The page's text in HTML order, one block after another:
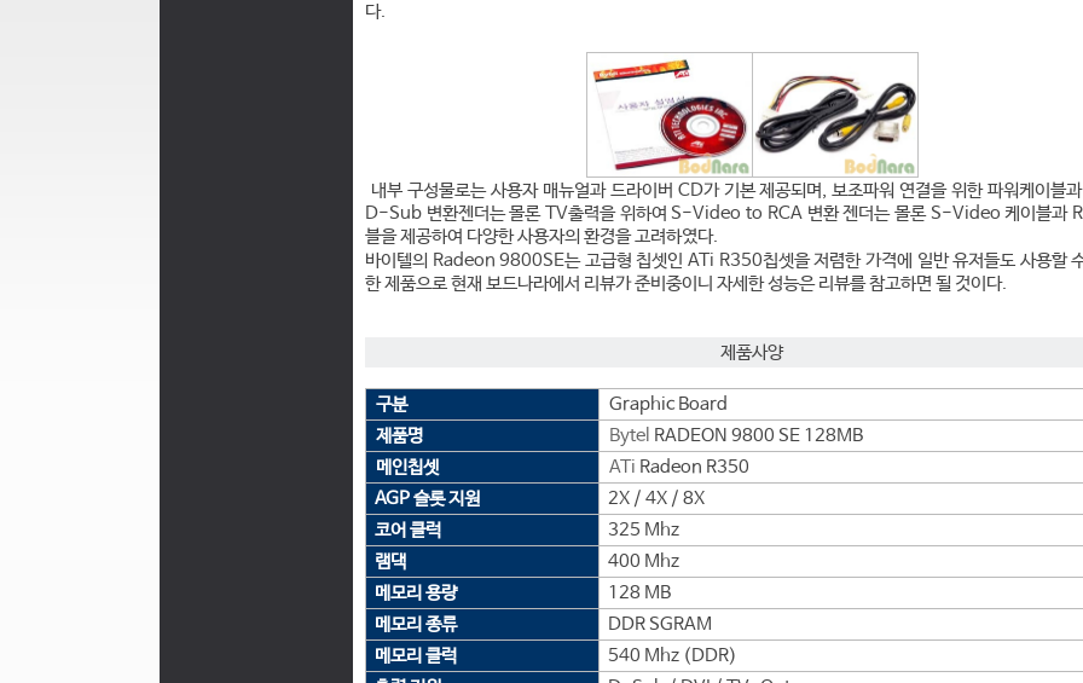
다.
내부 구성물로는 사용자 매뉴얼과 드라이버 CD가 기본 제공되며, 보조파워 연결을 위한 파워케이블
D-Sub 변환젠더는 몰론 TV출력을 위하여 S-Video to RCA 변환 젠더는 몰론 S-Video 케이블과
블을 제공하여 다양한 사용자의 환경을 고려하였다.
바이텔의 Radeon 9800SE는 고급형 칩셋인 ATi R350칩셋을 저렴한 가격에 일반 유저들도 사용할
한 제품으로 현재 보드나라에서 리뷰가 준비중이니 자세한 성능은 리뷰를 참고하면 될 것이다.
제품사양
구분
Graphic Board
제품명
Bytel RADEON 9800 SE 128MB
메인칩셋
ATi Radeon R350
AGP 슬롯 지원
2X / 4X / 8X
코어 클럭
325 Mhz
램댁
400 Mhz
메모리 용량
128 MB
메모리 종류
DDR SGRAM
메모리 클럭
540 Mhz (DDR)